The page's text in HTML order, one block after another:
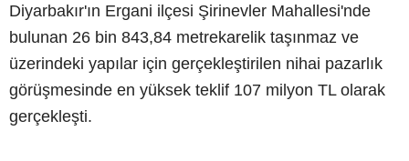
Diyarbakır'ın Ergani ilçesi Şirinevler Mahallesi'nde
bulunan 26 bin 843,84 metrekarelik taşınmaz ve
üzerindeki yapılar için gerçekleştirilen nihai pazarlık
görüşmesinde en yüksek teklif 107 milyon TL olarak
gerçekleşti.